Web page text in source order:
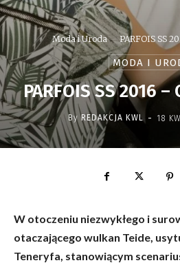
Moda i Uroda PARFOIS SS
MODA I
PARFOIS SS 2016 –
By REDAKCJA KWL - 18
W otoczeniu niezwykłego i
otaczającego wulkan Teide,
Teneryfa, stanowiącym